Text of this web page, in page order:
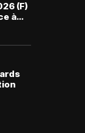
(F)
à